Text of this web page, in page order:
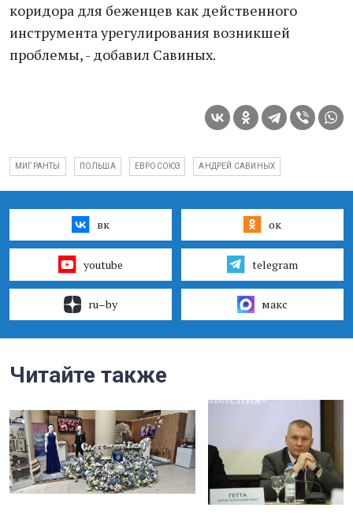
коридора для беженцев как действенного
инструмента урегулирования возникшей
проблемы, - добавил Савиных.
МИГРАНТЫ ПОЛЬША ЕВРОСОЮЗ АНДРЕЙ САВИНЫХ
вк ок
youtube telegram
ru–by макс
Читайте также